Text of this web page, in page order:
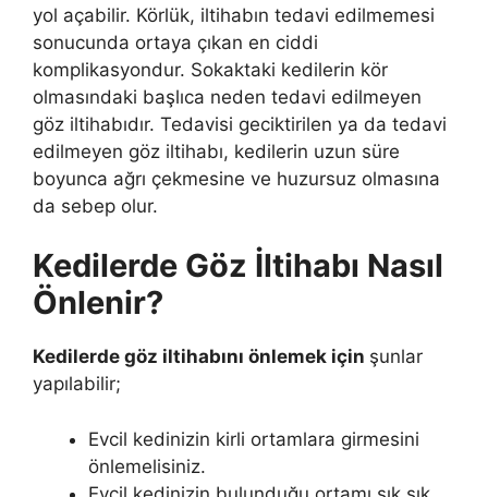
yol açabilir. Körlük, iltihabın tedavi edilmemesi
sonucunda ortaya çıkan en ciddi
komplikasyondur. Sokaktaki kedilerin kör
olmasındaki başlıca neden tedavi edilmeyen
göz iltihabıdır. Tedavisi geciktirilen ya da tedavi
edilmeyen göz iltihabı, kedilerin uzun süre
boyunca ağrı çekmesine ve huzursuz olmasına
da sebep olur.
Kedilerde Göz İltihabı Nasıl
Önlenir?
Kedilerde göz iltihabını önlemek için şunlar
yapılabilir;
Evcil kedinizin kirli ortamlara girmesini
önlemelisiniz.